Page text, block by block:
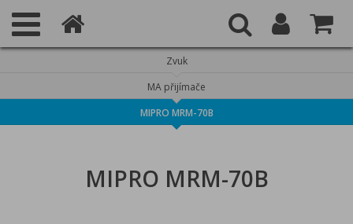
Zvuk
MA přijímače
MIPRO MRM-70B
MIPRO MRM-70B